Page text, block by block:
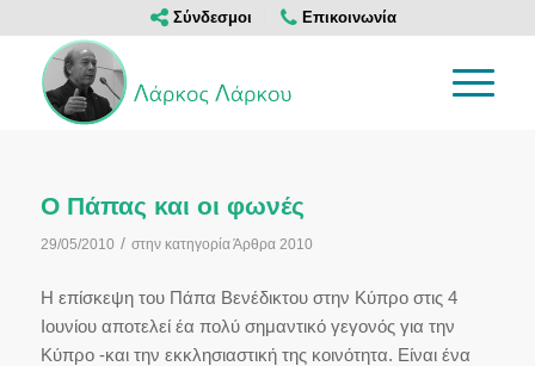
Σύνδεσμοι Επικοινωνία
Ο Πάπας και οι φωνές
29/05/2010 / στην κατηγορίαΆρθρα 2010
Η επίσκεψη του Πάπα Βενέδικτου στην Κύπρο στις 4
Ιουνίου αποτελεί έα πολύ σημαντικό γεγονός για την
Κύπρο -και την εκκλησιαστική της κοινότητα. Είναι ένα